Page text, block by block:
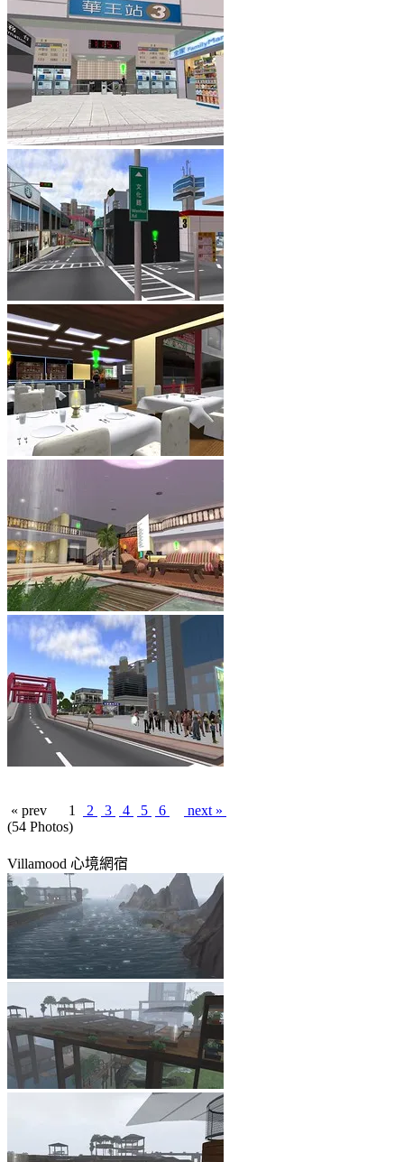
« prev 1 2 3 4 5 6
next »
(54 Photos)
Villamood 心境網宿